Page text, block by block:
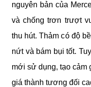
nguyên bản của
và chống trơn trượt
thu hút. Thảm có độ
nứt và bám bụi tốt.
mới sử dụng, tạo cảm
giá thành tương đối